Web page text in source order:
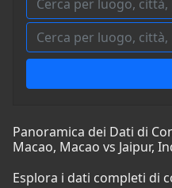
Panoramica dei Dati di
Macao, Macao vs Jaipur,
Esplora i dati completi di